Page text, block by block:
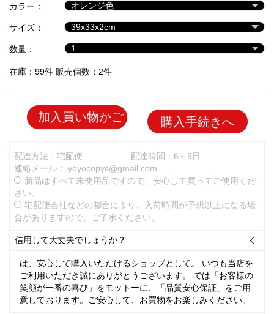
ル
品
カラー：
サイズ：
数量：
在庫：99件 販売個数：2件
加入買い物かご 購入手続きへ
配達方法：宅配便
配達時間：6～9日
連絡メール： yoyocopys@gmail.com
新品はすべて未使用品ですので、安心して買ってご使用くだ
さい。
宅配便会社などの都合により、入荷時間が予想以上になる場
合がありますので、ご了承ください。
信用して大丈夫でしょうか？ 
は、安心して購入いただけるショップとして。 いつも当店を
ご利用いただき誠にありがとうございます。 では「お客様の
笑顔が一番の喜び」をモットーに、「品質安心保証」をご用
意しております。ご安心して、お買物をお楽しみください。